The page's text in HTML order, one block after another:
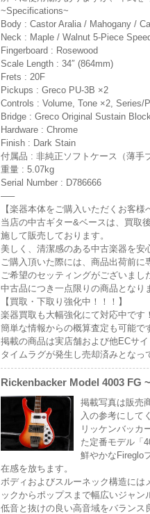
~Specifications~
Body : Castor Aralia / Mahogany /
Neck : Maple / Walnut 5-Piece
Fingerboard : Rosewood
Scale Length : 34″ (864mm)
Frets : 20F
Pickups : Greco PU-3B ×2
Controls : Volume, Tone ×2, Series/
Bridge : Greco Original Sustain
Hardware : Chrome
Finish : Dark Stain
付属品 : 非純正ソフトケース（薄手
重量 : 5.07kg
Serial Number : D786666
—–
【楽器本体をご購入いただくお客様
当店の中古ギター&ベースは、買取
施して販売しております。
美しく、清潔感のある中古楽器を
ご購入頂いた際には、商品出荷前
ご希望のセッティングがございま
中古品につき一点限りの商品とな
【買取・下取り強化中！！！】
楽器買取も大幅強化にて対応中で
簡単な情報からの概算査定も可能
掲載の商品は実店舗および他ECサ
タイムラグが発生し売却済みとな
Rickenbacker Model 4003 FG
掲載写真は販売
入の参考にして
リッケンバッカ
た定番モデル「
鮮やかなFireglo
在感を放ちます。
ボディおよびスルーネック構造に
ックからポップスまで幅広いジャ
低音と抜けの良い高音域をバラン